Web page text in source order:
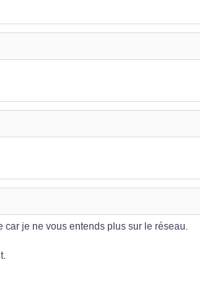
car je ne vous entends plus sur le réseau.